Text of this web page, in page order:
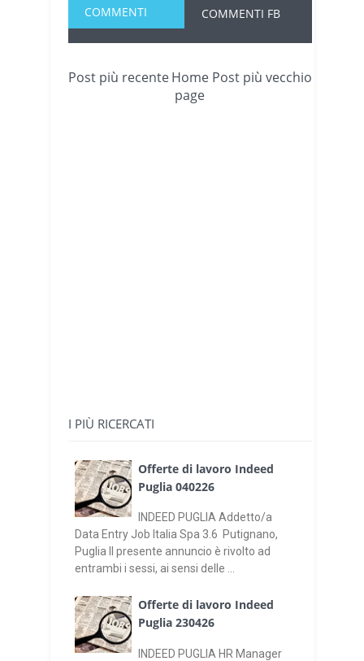
COMMENTI COMMENTI FB
Post più recente Post più vecchio
Home
page
I PIÙ RICERCATI
Offerte di lavoro Indeed
Puglia 040226
INDEED PUGLIA Addetto/a
Data Entry Job Italia Spa 3.6 Putignano,
Puglia Il presente annuncio è rivolto ad
entrambi i sessi, ai sensi delle ...
Offerte di lavoro Indeed
Puglia 230426
INDEED PUGLIA HR Manager